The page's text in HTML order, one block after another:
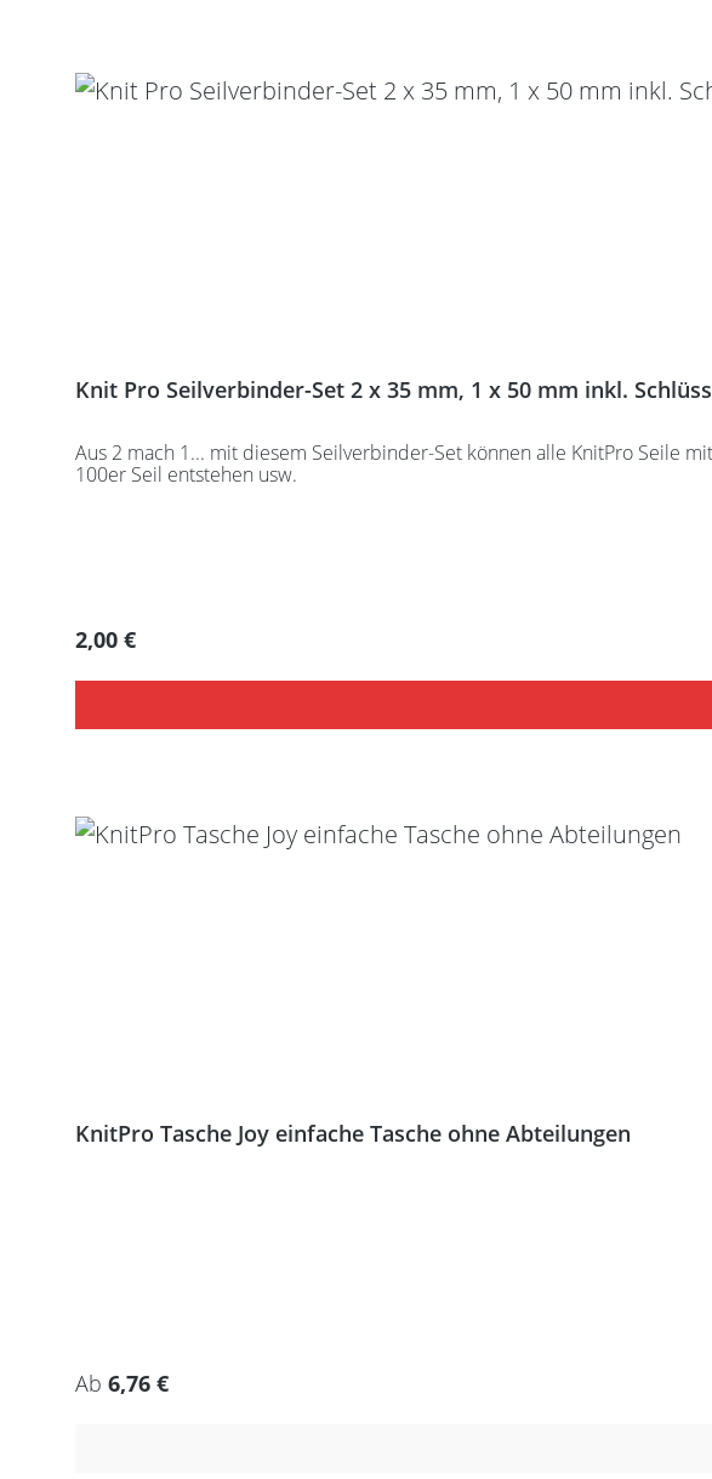
Knit Pro Seilverbinder-Set 2 x 35 mm, 1 x 50 mm inkl.
Aus 2 mach 1... mit diesem Seilverbinder-Set können alle KnitPro Seile
100er Seil entstehen usw.
Regulärer Preis:
2,00 €
KnitPro Tasche Joy einfache Tasche ohne Abteilungen
Regulärer Preis:
Ab 6,76 €